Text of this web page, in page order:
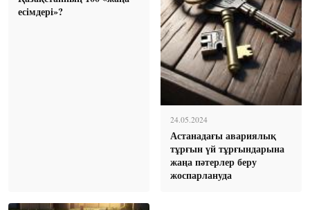
есімдері»?
24.05.2024
Астанадағы авариялық
тұрғын үй тұрғындарына
жаңа пәтерлер беру
жоспарлануда